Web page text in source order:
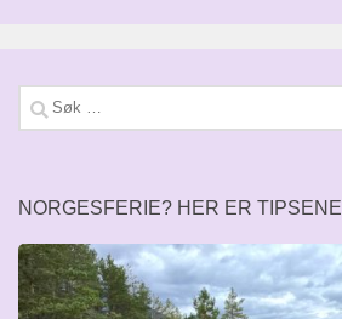
Søk
etter:
NORGESFERIE? HER ER TIPSENE